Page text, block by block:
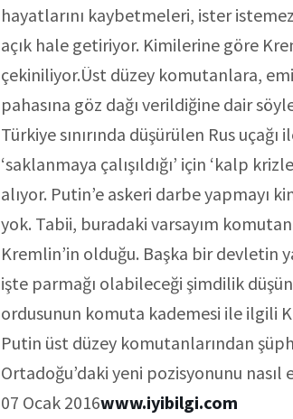
hayatlarını kaybetmeleri, ister
açık hale getiriyor. Kimilerine göre
çekiniliyor.Üst düzey komutanlara,
pahasına göz dağı verildiğine dair
Türkiye sınırında düşürülen Rus
‘saklanmaya çalışıldığı’ için ‘kalp
alıyor. Putin’e askeri darbe yapmayı
yok. Tabii, buradaki varsayım
Kremlin’in olduğu. Başka bir devletin
işte parmağı olabileceği şimdilik
ordusunun komuta kademesi ile ilgili
Putin üst düzey komutanlarından
Ortadoğu’daki yeni pozisyonunu nasıl
07 Ocak 2016www.iyibilgi.com